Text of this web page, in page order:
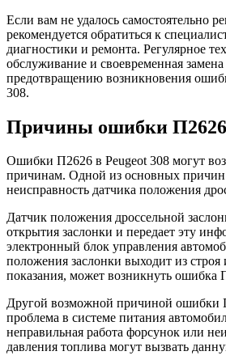
Если вам не удалось самостоятельно
рекомендуется обратиться к
диагностики и ремонта. Регулярное
обслуживание и своевременная
предотвращению возникновения
308.
Причины ошибки П2626
Ошибки П2626 в Peugeot 308 могут
причинам. Одной из основных
неисправность датчика положения
Датчик положения дроссельной
открытия заслонки и передает эту
электронный блок управления
положения заслонки выходит из
показания, может возникнуть ошибка
Другой возможной причиной ошибки
проблема в системе питания
неправильная работа форсунок или
давления топлива могут вызвать